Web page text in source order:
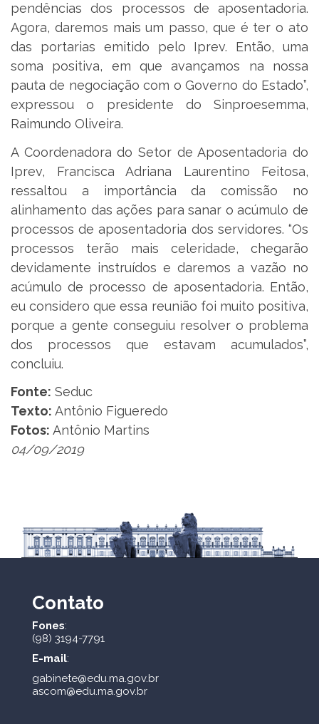
pendências dos processos de aposentadoria.
Agora, daremos mais um passo, que é ter o ato
das portarias emitido pelo Iprev. Então, uma
soma positiva, em que avançamos na nossa
pauta de negociação com o Governo do Estado”,
expressou o presidente do Sinproesemma,
Raimundo Oliveira.
A Coordenadora do Setor de Aposentadoria do
Iprev, Francisca Adriana Laurentino Feitosa,
ressaltou a importância da comissão no
alinhamento das ações para sanar o acúmulo de
processos de aposentadoria dos servidores. “Os
processos terão mais celeridade, chegarão
devidamente instruídos e daremos a vazão no
acúmulo de processo de aposentadoria. Então,
eu considero que essa reunião foi muito positiva,
porque a gente conseguiu resolver o problema
dos processos que estavam acumulados”,
concluiu.
Fonte: Seduc
Texto: Antônio Figueredo
Fotos: Antônio Martins
04/09/2019
Contato
Fones:
(98) 3194-7791
E-mail:
gabinete@edu.ma.gov.br
ascom@edu.ma.gov.br